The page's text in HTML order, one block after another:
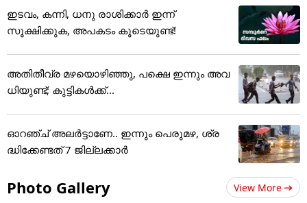
ഇടവം, കന്നി, ധനു രാശിക്കാർ ഇന്ന്
സൂക്ഷിക്കുക, അ‌പകടം കൂടെയുണ്ട്!
അതിതീവ്ര മഴയൊഴിഞ്ഞു, പക്ഷെ ഇന്നും അവ
ധിയുണ്ട്; കുട്ടികള്‍ക്ക്...
ഓറഞ്ച് അലർട്ടാണേ.. ഇന്നും പെരുമഴ, ശ്ര
ദ്ധിക്കേണ്ടത് 7 ജില്ലക്കാർ
Photo Gallery View More